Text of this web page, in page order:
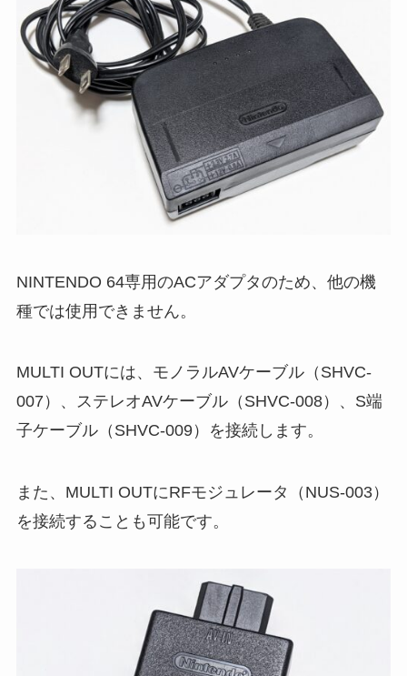
NINTENDO 64専用のACアダプタのため、他の機
種では使用できません。
MULTI OUTには、モノラルAVケーブル（SHVC-
007）、ステレオAVケーブル（SHVC-008）、S端
子ケーブル（SHVC-009）を接続します。
また、MULTI OUTにRFモジュレータ（NUS-003）
を接続することも可能です。